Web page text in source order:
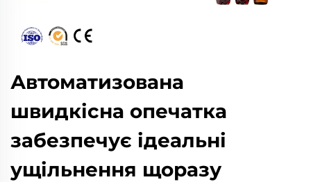
Автоматизована
швидкісна опечатка
забезпечує ідеальні
ущільнення щоразу